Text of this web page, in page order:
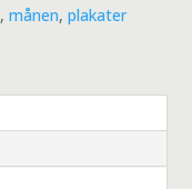
,månen,plakater